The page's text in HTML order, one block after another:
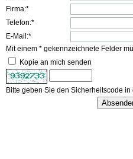
Firma:*
Telefon:*
E-Mail:*
Mit einem * gekennzeichnete Felder
Kopie an mich senden
Bitte geben Sie den Sicherheitscode